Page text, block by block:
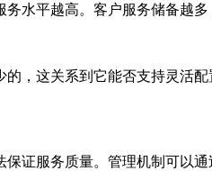
水平越高。客户服务储备越
这关系到它能否支持灵活
服务质量。管理机制可以